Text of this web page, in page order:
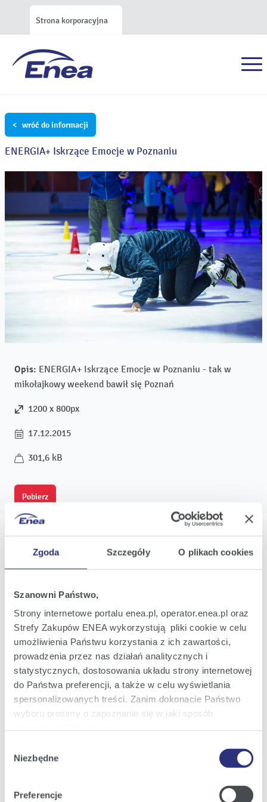
Zgoda Szczegóły O plikach cookies
Szanowni Państwo,
Strony internetowe portalu enea.pl, operator.enea.pl oraz
Strefy Zakupów ENEA wykorzystują pliki cookie w celu
umożliwienia Państwu korzystania z ich zawartości,
prowadzenia przez nas działań analitycznych i
statystycznych, dostosowania układu strony internetowej
do Państwa preferencji, a także w celu wyświetlania
spersonalizowanych treści. Zanim dokonacie Państwo
wyboru prosimy o zapoznanie się w jaki sposób
Szczegółowe informacje na ten temat znajdziecie
Polityce
zgody
Niezbędne
Preferencje
Strona korporacyjna
< wróć do informacji
ENERGIA+ Iskrzące Emocje w Poznaniu
Opis: ENERGIA+ Iskrzące Emocje w Poznaniu - tak w
mikołajkowy weekend bawił się Poznań
1200 x 800px
17.12.2015
301,6 kB
Pobierz
Oferta dla domu
Oferta dla Małych firm
Oferta dla Biznesu
Zielona energia Dla domu
Zielona energia dla Małych firm
Instytucje publiczne